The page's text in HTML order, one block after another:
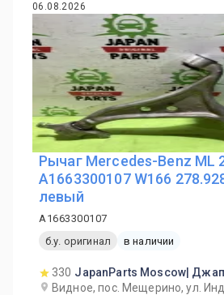
06.08.2026
Рычаг Mercedes-Benz ML
A1663300107 W166
левый
A1663300107
б.у. оригинал
в наличии
330 JapanParts Moscow|
Видное, пос. Мещерино, ул.